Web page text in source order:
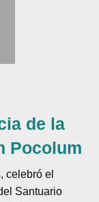
de la
Pocolum
celebró el
Santuario